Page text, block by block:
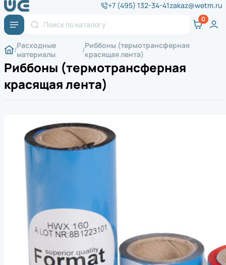
+7 (495) 132-34-41zakaz@wetm.ru
Расходные
материалы
Риббоны (термотрансферная
красящая лента)
Риббоны (термотрансферная
красящая лента)